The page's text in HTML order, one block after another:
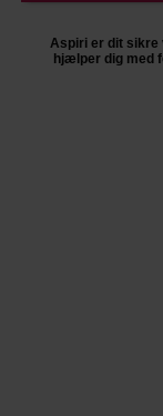
Aspiri er dit sikre
hjælper dig med